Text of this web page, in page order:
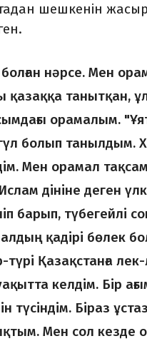
шешкенін
нәрсе. Мен
қазаққа танытқан,
орамалым.
болып танылдым.
Мен орамал
дініне деген
барып, түбегейлі
қадірі бөлек
Қазақстанға лек-
келдім. Бір
түсіндім. Біраз
Мен сол кезде